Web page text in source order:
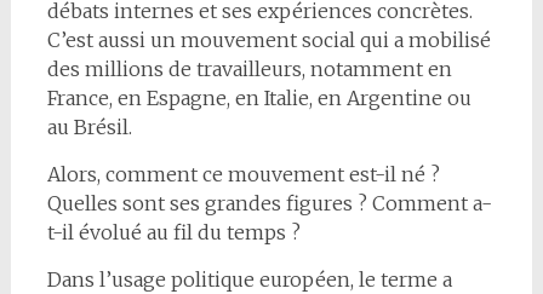
débats internes et ses expériences concrètes.
C’est aussi un mouvement social qui a mobilisé
des millions de travailleurs, notamment en
France, en Espagne, en Italie, en Argentine ou
au Brésil.
Alors, comment ce mouvement est-il né ?
Quelles sont ses grandes figures ? Comment a-
t-il évolué au fil du temps ?
Dans l’usage politique européen, le terme a